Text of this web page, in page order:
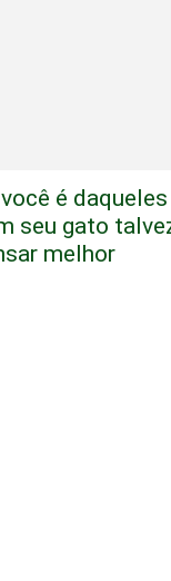
é
seu gato
melhor